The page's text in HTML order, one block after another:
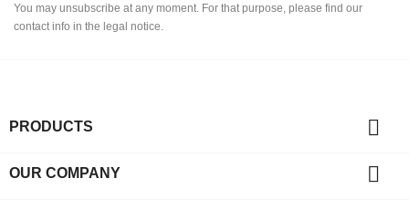
You may unsubscribe at any moment. For that purpose, please find our
contact info in the legal notice.
PRODUCTS 
OUR COMPANY
